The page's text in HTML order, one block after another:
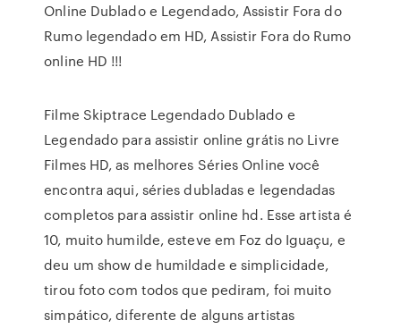
Online Dublado e Legendado, Assistir Fora do
Rumo legendado em HD, Assistir Fora do Rumo
online HD !!!
Filme Skiptrace Legendado Dublado e
Legendado para assistir online grátis no Livre
Filmes HD, as melhores Séries Online você
encontra aqui, séries dubladas e legendadas
completos para assistir online hd. Esse artista é
10, muito humilde, esteve em Foz do Iguaçu, e
deu um show de humildade e simplicidade,
tirou foto com todos que pediram, foi muito
simpático, diferente de alguns artistas